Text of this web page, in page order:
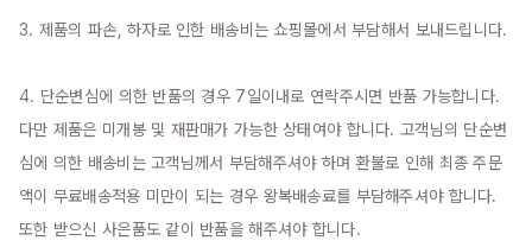
3. 제품의 파손, 하자로 인한 배송비는 쇼핑몰에서 부담해서 보내드립니다.
4. 단순변심에 의한 반품의 경우 7일이내로 연락주시면 반품 가능합니다.
다만 제품은 미개봉 및 재판매가 가능한 상태여야 합니다. 고객님의 단순변
심에 의한 배송비는 고객님께서 부담해주셔야 하며 환불로 인해 최종 주문
액이 무료배송적용 미만이 되는 경우 왕복배송료를 부담해주셔야 합니다.
또한 받으신 사은품도 같이 반품을 해주셔야 합니다.